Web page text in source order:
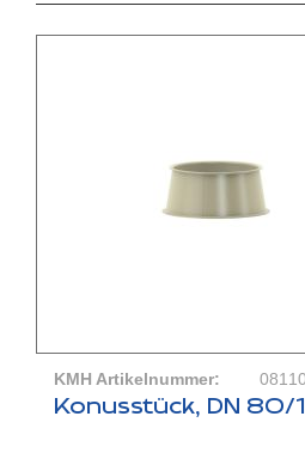
KMH Artikelnummer:
Konusstück, DN 80/